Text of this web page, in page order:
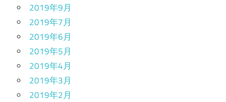
2019年9月
2019年7月
2019年6月
2019年5月
2019年4月
2019年3月
2019年2月